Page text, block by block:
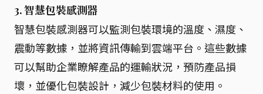
3. 智慧包裝感測器
智慧包裝感測器可以監測包裝環境的溫度、濕度、
震動等數據，並將資訊傳輸到雲端平台。這些數據
可以幫助企業瞭解產品的運輸狀況，預防產品損
壞，並優化包裝設計，減少包裝材料的使用。